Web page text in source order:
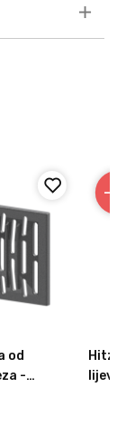
od
-
-9
Hitze